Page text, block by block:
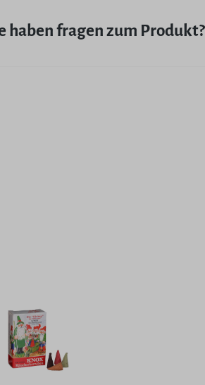
haben fragen zum Produkt?